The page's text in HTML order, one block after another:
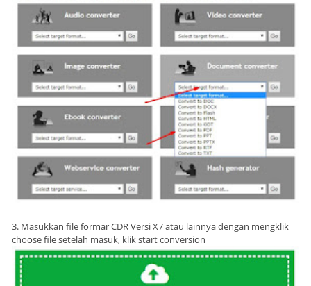
3. Masukkan file formar CDR Versi X7 atau lainnya dengan mengklik
choose file setelah masuk, klik start conversion